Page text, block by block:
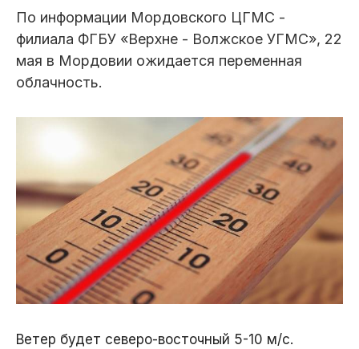
По информации Мордовского ЦГМС -
филиала ФГБУ «Верхне - Волжское УГМС», 22
мая в Мордовии ожидается переменная
облачность.
Ветер будет северо-восточный 5-10 м/с.